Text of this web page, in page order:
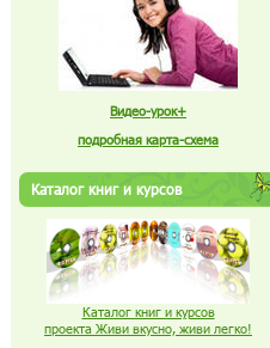
Видео-урок+
подробная карта-схема
Каталог книг и курсов
Каталог книг и курсов
проекта Живи вкусно, живи легко!